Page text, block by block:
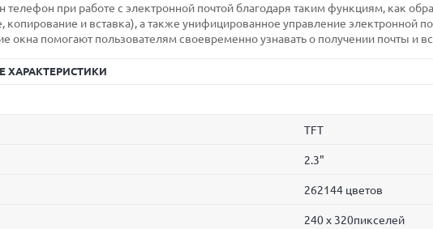
телефон при работе с электронной почтой благодаря таким функциям, как
и вставка), а также унифицированное управление электронной
помогают пользователям своевременно узнавать о получении почты и
ХАРАКТЕРИСТИКИ
TFT
2.3"
262144 цветов
240 х 320пикселей